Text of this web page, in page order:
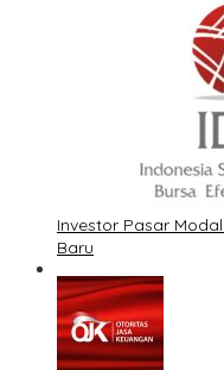
Investor Pasar
Baru